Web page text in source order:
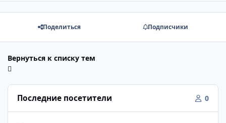
Поделиться Подписчики
Вернуться к списку тем
Последние посетители 0